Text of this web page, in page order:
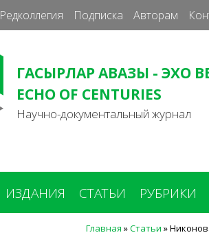
Редколлегия Подписка Авторам
ГАСЫРЛАР АВАЗЫ - ЭХО
ECHO OF CENTURIES
Научно-документальный журнал
ИЗДАНИЯ СТАТЬИ РУБРИКИ
Главная »Статьи »